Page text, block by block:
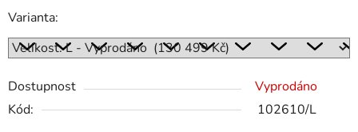
Varianta:
Dostupnost
Vyprodáno
Kód:
102610/L